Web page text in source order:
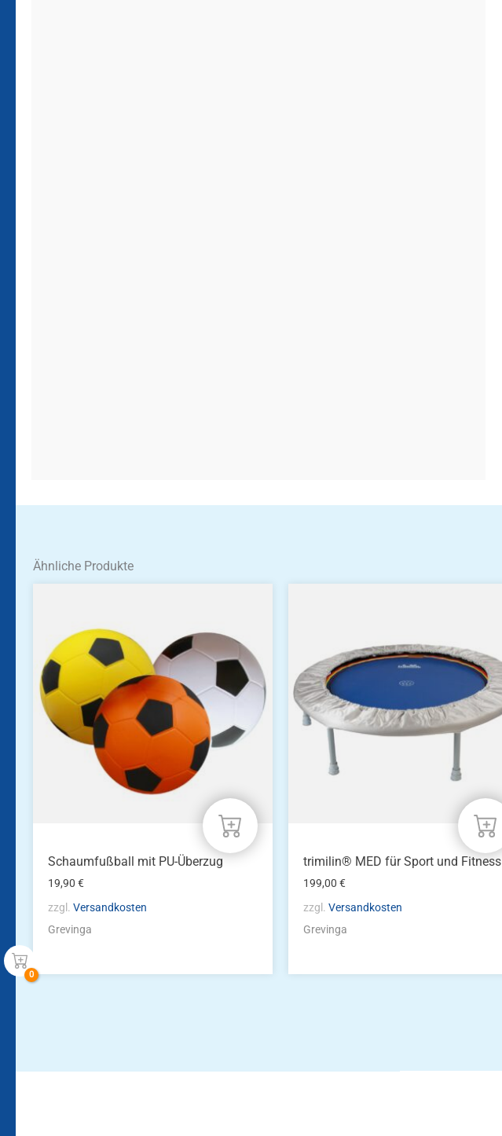
Ähnliche Produkte
Schaumfußball mit PU-Überzug
19,90€
zzgl.Versandkosten
Grevinga
trimilin® MED für Sport und Fitness
199,00€
zzgl.Versandkosten
Grevinga